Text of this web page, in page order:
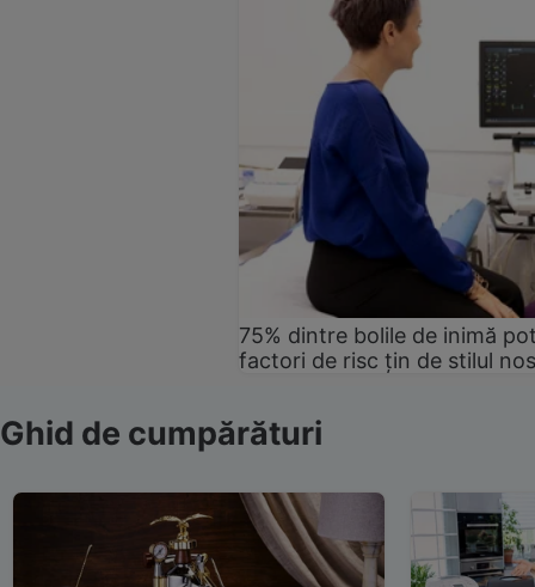
75% dintre bolile de inimă
factori de risc țin de stilul
Ghid de cumpărături